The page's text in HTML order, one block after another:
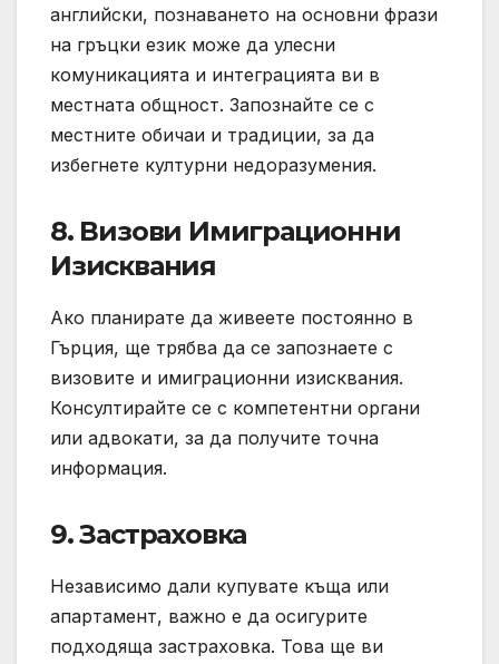
английски, познаването на основни фрази
на гръцки език може да улесни
комуникацията и интеграцията ви в
местната общност. Запознайте се с
местните обичаи и традиции, за да
избегнете културни недоразумения.
8. Визови Имиграционни
Изисквания
Ако планирате да живеете постоянно в
Гърция, ще трябва да се запознаете с
визовите и имиграционни изисквания.
Консултирайте се с компетентни органи
или адвокати, за да получите точна
информация.
9.Застраховка
Независимо дали купувате къща или
апартамент, важно е да осигурите
подходяща застраховка. Това ще ви